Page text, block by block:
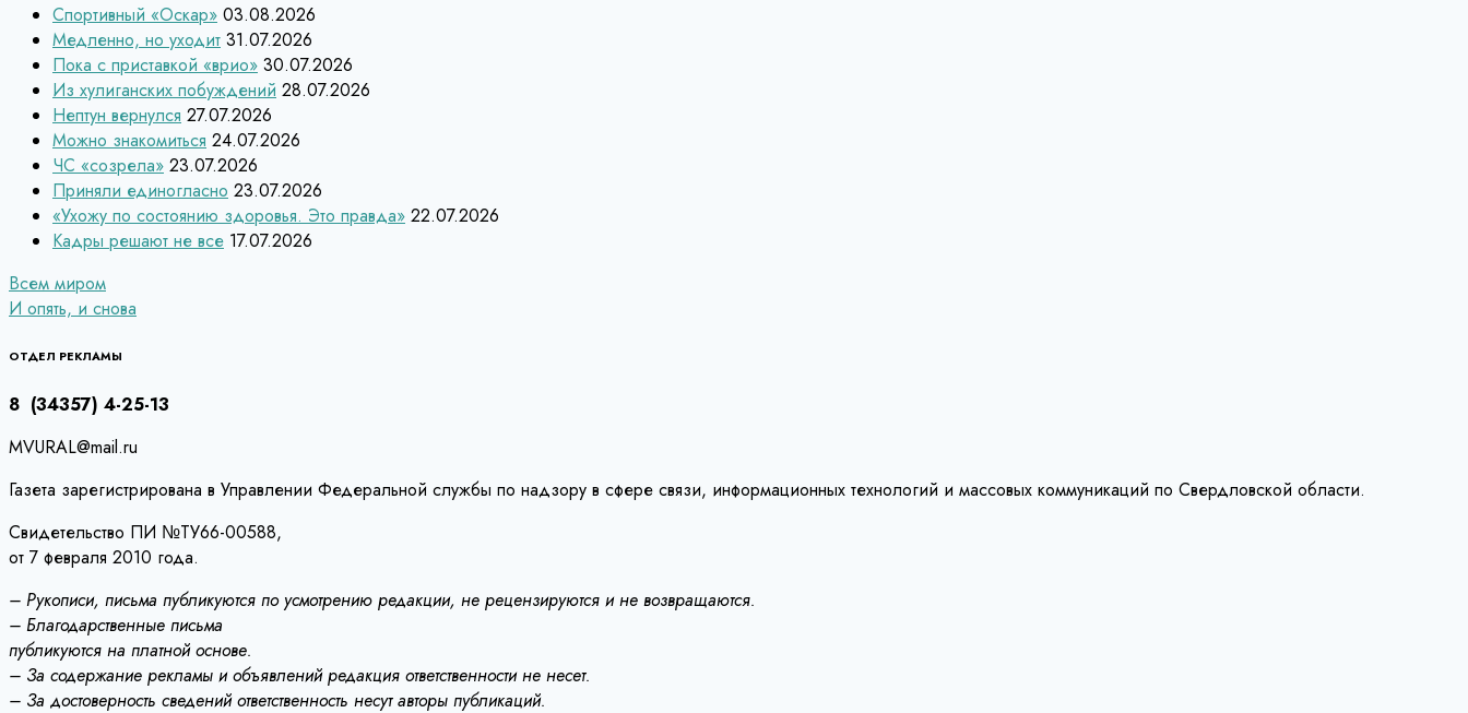
Спортивный «Оскар» 03.08.2026
Медленно, но уходит 31.07.2026
Пока с приставкой «врио» 30.07.2026
Из хулиганских побуждений 28.07.2026
Нептун вернулся 27.07.2026
Можно знакомиться 24.07.2026
ЧС «созрела» 23.07.2026
Приняли единогласно 23.07.2026
«Ухожу по состоянию здоровья. Это правда» 22.07.2026
Кадры решают не все 17.07.2026
Навигация
по
записям
Всем миром
И опять, и снова
ОТДЕЛ РЕКЛАМЫ
8 (34357) 4-25-13
MVURAL@mail.ru
Газета зарегистрирована в Управлении Федеральной службы по надзору в сфере связи, информационных технологий и массовых коммуникаций по Свердловской области.
Свидетельство ПИ №ТУ66-00588,
от 7 февраля 2010 года.
– Рукописи, письма публикуются по усмотрению редакции, не рецензируются и не возвращаются.
– Благодарственные письма
публикуются на платной основе.
– За содержание рекламы и объявлений редакция ответственности не несет.
– За достоверность сведений ответственность несут авторы публикаций.